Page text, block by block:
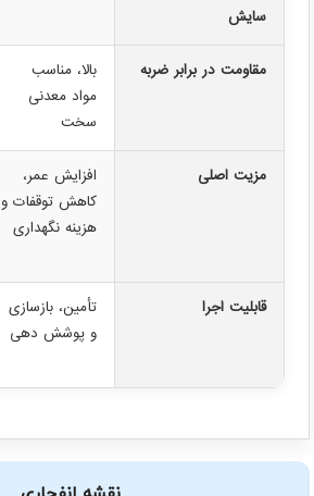
سایش
مقاومت در برابر ضربه
بالا، مناسب
مواد معدنی
سخت
مزیت اصلی
افزایش عمر،
کاهش توقفات و
هزینه نگهداری
قابلیت اجرا
تأمین، بازسازی
و پوشش دهی